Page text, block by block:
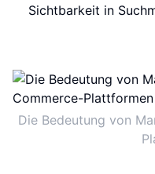
Sichtbarkeit in
Die Bedeutung von